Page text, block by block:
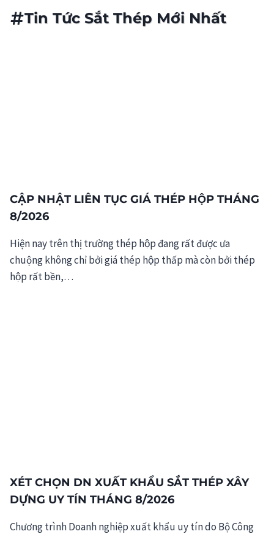
Tin Tức Sắt Thép Mới Nhất
CẬP NHẬT LIÊN TỤC GIÁ THÉP HỘP THÁNG
8/2026
Hiện nay trên thị trường thép hộp đang rất được ưa
chuộng không chỉ bởi giá thép hộp thấp mà còn bởi thép
hộp rất bền,…
XÉT CHỌN DN XUẤT KHẨU SẮT THÉP XÂY
DỰNG UY TÍN THÁNG 8/2026
Chương trình Doanh nghiệp xuất khẩu uy tín do Bộ Công